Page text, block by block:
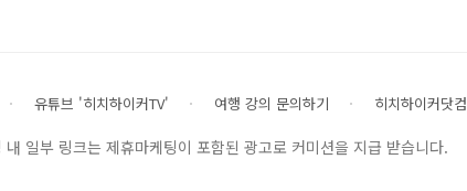
유튜브 '히치하이커TV' 여행 강의 문의하기 히치하이커닷컴
일부 링크는 제휴마케팅이 포함된 광고로 커미션을 지급 받습니다.